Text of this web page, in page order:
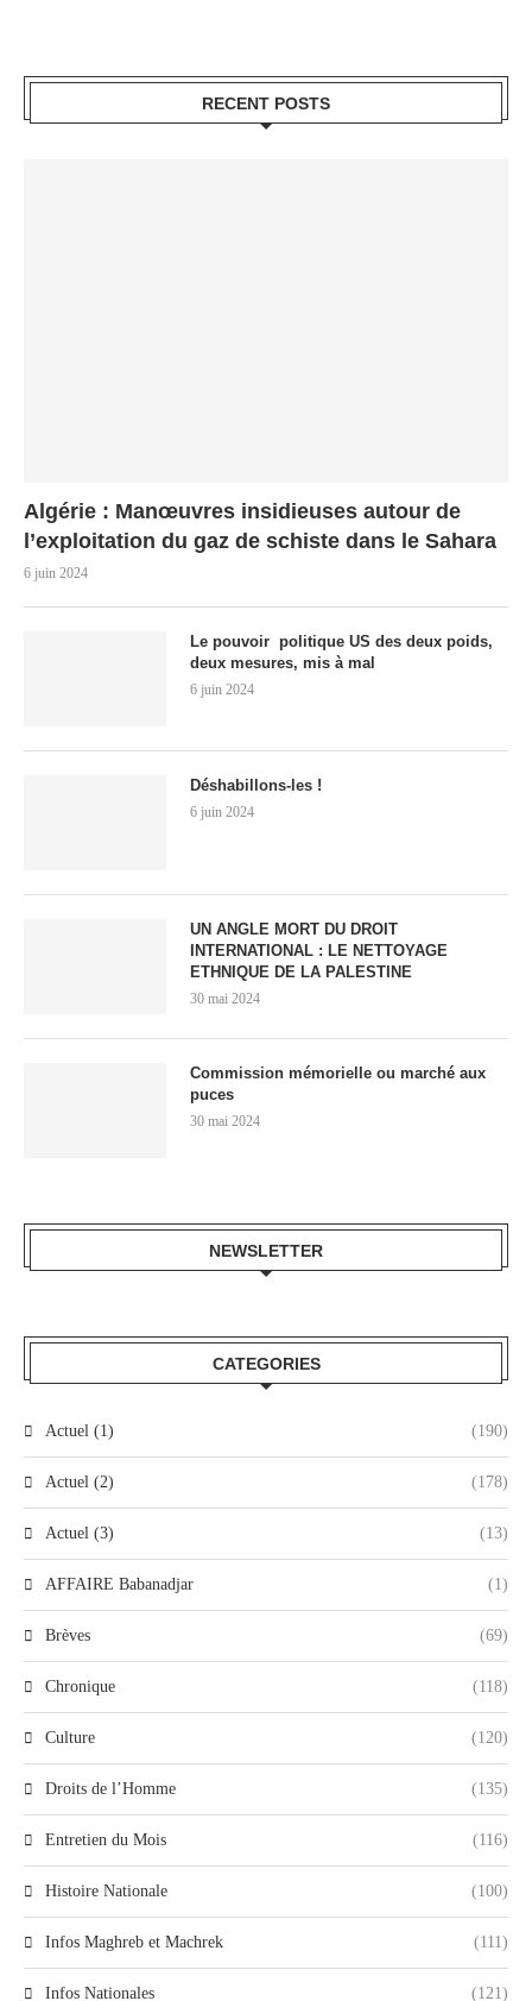
RECENT POSTS
Algérie : Manœuvres insidieuses autour de
l’exploitation du gaz de schiste dans le Sahara
6 juin 2024
Le pouvoir politique US des deux poids,
deux mesures, mis à mal
6 juin 2024
Déshabillons-les !
6 juin 2024
UN ANGLE MORT DU DROIT
INTERNATIONAL : LE NETTOYAGE
ETHNIQUE DE LA PALESTINE
30 mai 2024
Commission mémorielle ou marché aux
puces
30 mai 2024
NEWSLETTER
CATEGORIES
Actuel (1) (190)
Actuel (2) (178)
Actuel (3) (13)
AFFAIRE Babanadjar (1)
Brèves (69)
Chronique (118)
Culture (120)
Droits de l’Homme (135)
Entretien du Mois (116)
Histoire Nationale (100)
Infos Maghreb et Machrek (111)
Infos Nationales (121)